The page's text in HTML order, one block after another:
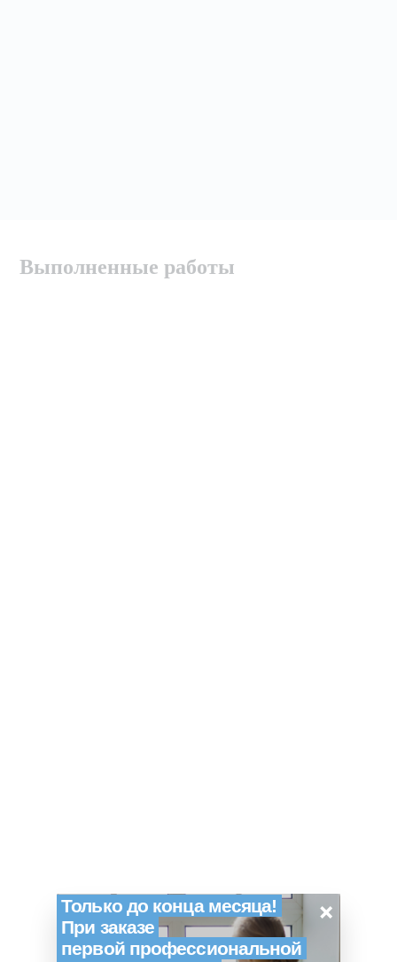
Выполненные работы
Только до конца месяца!
При заказе
первой профессиональной
×